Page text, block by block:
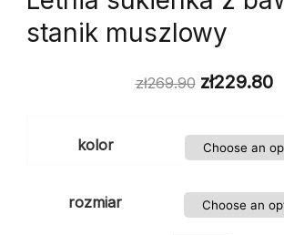
stanik muszlowy
zł269.90 zł229.80
kolor
rozmiar